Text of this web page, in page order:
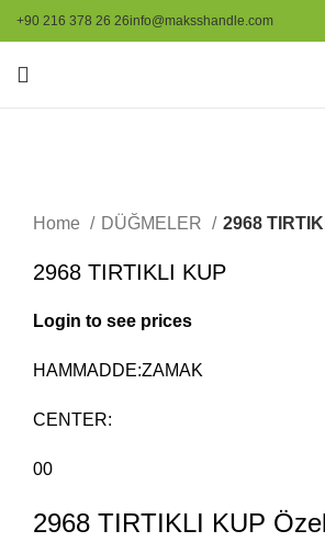
+90 216 378 26 26info@maksshandle.com
Home
DÜĞMELER 2968
2968 TIRTIKLI KUP
Login to see prices
HAMMADDE:ZAMAK
CENTER:
00
2968 TIRTIKLI KUP